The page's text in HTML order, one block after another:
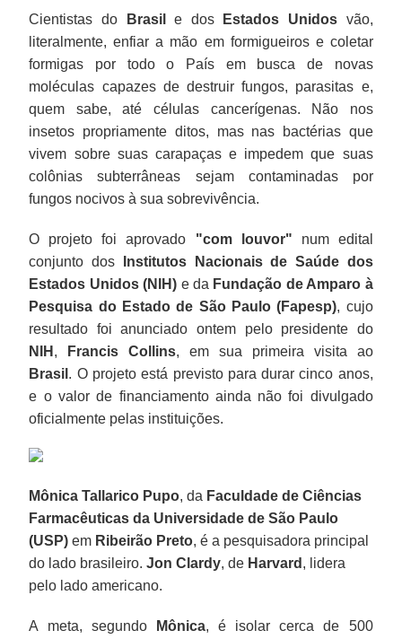
Cientistas do Brasil e dos Estados Unidos vão,
literalmente, enfiar a mão em formigueiros e coletar
formigas por todo o País em busca de novas
moléculas capazes de destruir fungos, parasitas e,
quem sabe, até células cancerígenas. Não nos
insetos propriamente ditos, mas nas bactérias que
vivem sobre suas carapaças e impedem que suas
colônias subterrâneas sejam contaminadas por
fungos nocivos à sua sobrevivência.
O projeto foi aprovado "com louvor" num edital
conjunto dos
Institutos Nacionais de Saúde dos
Estados Unidos (NIH) e da Fundação de Amparo à
Pesquisa do Estado de São Paulo (Fapesp), cujo
resultado foi anunciado ontem pelo presidente do
NIH , Francis Collins, em sua primeira visita ao
Brasil . O projeto está previsto para durar cinco anos,
e o valor de financiamento ainda não foi divulgado
oficialmente pelas instituições.
Mônica Tallarico Pupo, da Faculdade de Ciências
Farmacêuticas da Universidade de São Paulo
(USP) em Ribeirão Preto, é a pesquisadora principal
do lado brasileiro.Jon Clardy, de Harvard , lidera
pelo lado americano.
A meta, segundo Mônica, é isolar cerca de 500